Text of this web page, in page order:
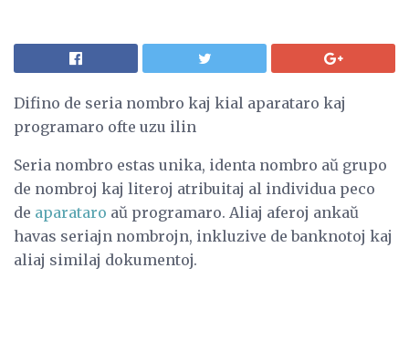
Difino de seria nombro kaj kial aparataro kaj
programaro ofte uzu ilin
Seria nombro estas unika, identa nombro aŭ grupo
de nombroj kaj literoj atribuitaj al individua peco
de aparataro aŭ programaro. Aliaj aferoj ankaŭ
havas seriajn nombrojn, inkluzive de banknotoj kaj
aliaj similaj dokumentoj.